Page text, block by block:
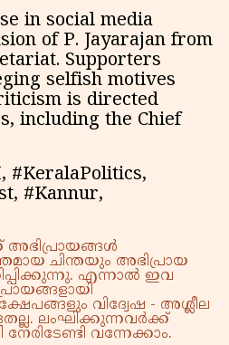
in social media
of P. Jayarajan from
Supporters
selfish motives
is directed
including the Chief
#KeralaPolitics,
#Kannur,
അഭിപ്രായങ്ങൾ
ചിന്തയും അഭിപ്രായ
എന്നാൽ ഇവ
വിദ്വേഷ - അശ്ലീല
ലംഘിക്കുന്നവർക്ക്
വന്നേക്കാം.